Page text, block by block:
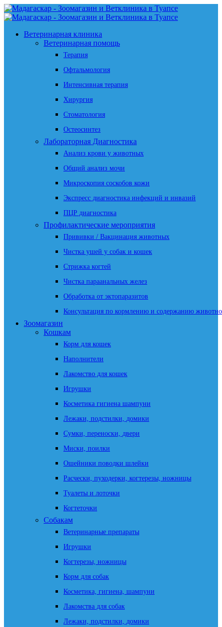
Ветеринарная клиника
Ветеринарная помощь
Терапия
Офтальмология
Интенсивная терапия
Хирургия
Стоматология
Остеосинтез
Лабораторная Диагностика
Анализ крови у животных
Общий анализ мочи
Микроскопия соскобов кожи
Экспресс диагностика инфекций и инвазий
ПЦР диагностика
Профилактические мероприятия
Прививки / Вакцинация животных
Чистка ушей у собак и кошек
Стрижка когтей
Чистка параанальных желез
Обработка от эктопаразитов
Консультация по кормлению и содержанию
Зоомагазин
Кошкам
Корм для кошек
Наполнители
Лакомство для кошек
Игрушки
Косметика гигиена шампуни
Лежаки, подстилки, домики
Сумки, переноски, двери
Миски, поилки
Ошейники поводки шлейки
Расчески, пуходерки, когтерезы, ножницы
Туалеты и лоточки
Когтеточки
Собакам
Ветеринарные препараты
Игрушки
Когтерезы, ножницы
Корм для собак
Косметика, гигиена, шампуни
Лакомства для собак
Лежаки, подстилки, домики